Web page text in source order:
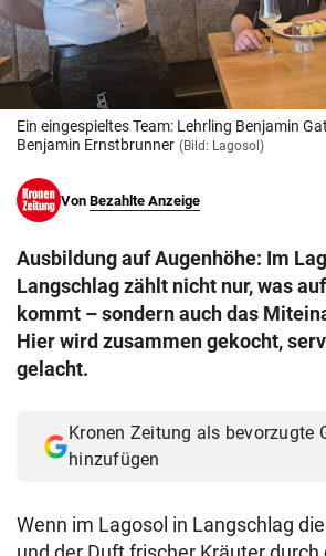
© Krone Multimedia GmbH & Co KG 2026
Muthgasse 2, 1190 Wien
Ein eingespieltes Team: Lehrling Benjamin
Benjamin Ernstbrunner (Bild: Lagosol)
Von Bezahlte Anzeige
Ausbildung auf Augenhöhe: Im
Langschlag zählt nicht nur, was
kommt – sondern auch das
Hier wird zusammen gekocht,
gelacht.
Kronen Zeitung als bevorzugte
hinzufügen
Wenn im Lagosol in Langschlag